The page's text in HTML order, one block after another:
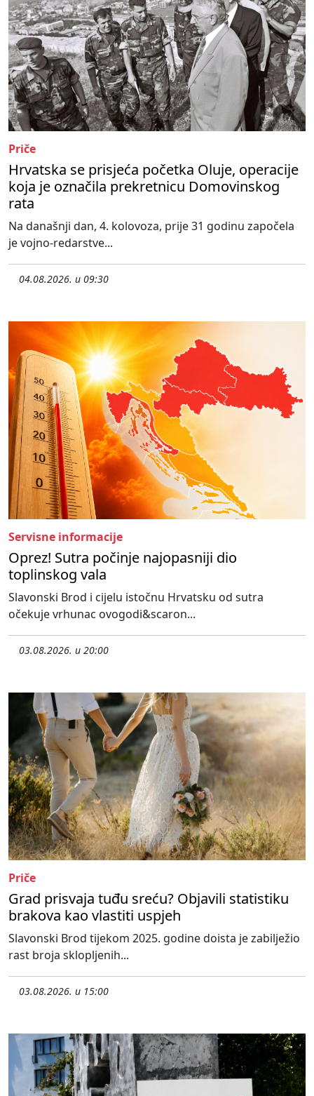
Priče
Hrvatska se prisjeća početka Oluje, operacije
koja je označila prekretnicu Domovinskog
rata
Na današnji dan, 4. kolovoza, prije 31 godinu započela
je vojno-redarstve...
04.08.2026. u 09:30
Servisne informacije
Oprez! Sutra počinje najopasniji dio
toplinskog vala
Slavonski Brod i cijelu istočnu Hrvatsku od sutra
očekuje vrhunac ovogodi&scaron...
03.08.2026. u 20:00
Priče
Grad prisvaja tuđu sreću? Objavili statistiku
brakova kao vlastiti uspjeh
Slavonski Brod tijekom 2025. godine doista je zabilježio
rast broja sklopljenih...
03.08.2026. u 15:00